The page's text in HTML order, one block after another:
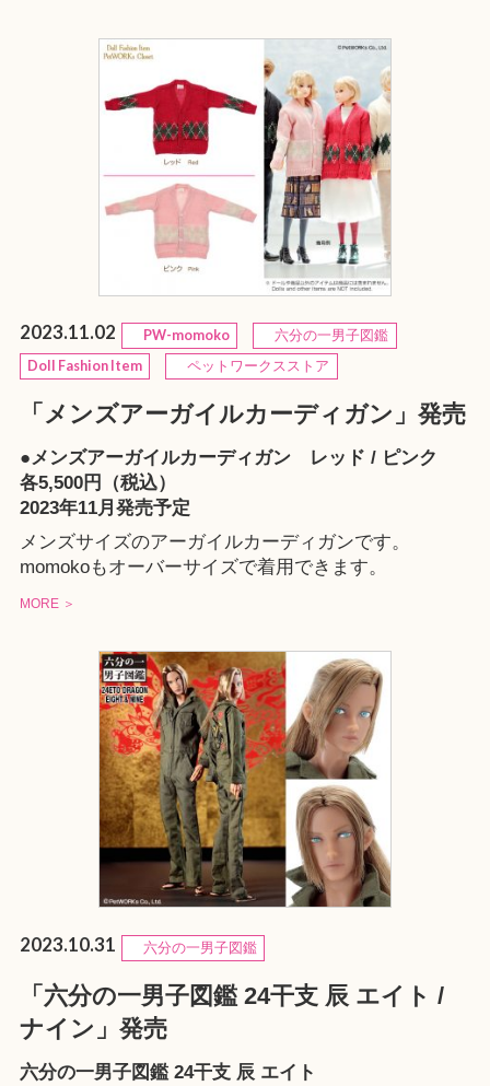
2023.11.02 PW-momoko
六分の一男子図鑑
Doll Fashion Item
ペットワークスストア
「メンズアーガイルカーディガン」発売
●メンズアーガイルカーディガン レッド / ピンク
各5,500円（税込）
2023年11月発売予定
メンズサイズのアーガイルカーディガンです。
momokoもオーバーサイズで着用できます。
MORE ＞
2023.10.31 六分の一男子図鑑
「六分の一男子図鑑 24干支 辰 エイト /
ナイン」発売
六分の一男子図鑑 24干支 辰 エイト